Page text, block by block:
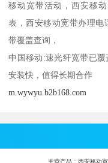
移动宽带活动，西安移
表，西安移动宽带办理电
带覆盖查询，
中国移动:速光纤宽带已覆
安装快，值得长期合作
m.wywyu.b2b168.com
主营产品： 西安移动